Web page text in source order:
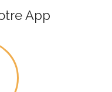
App